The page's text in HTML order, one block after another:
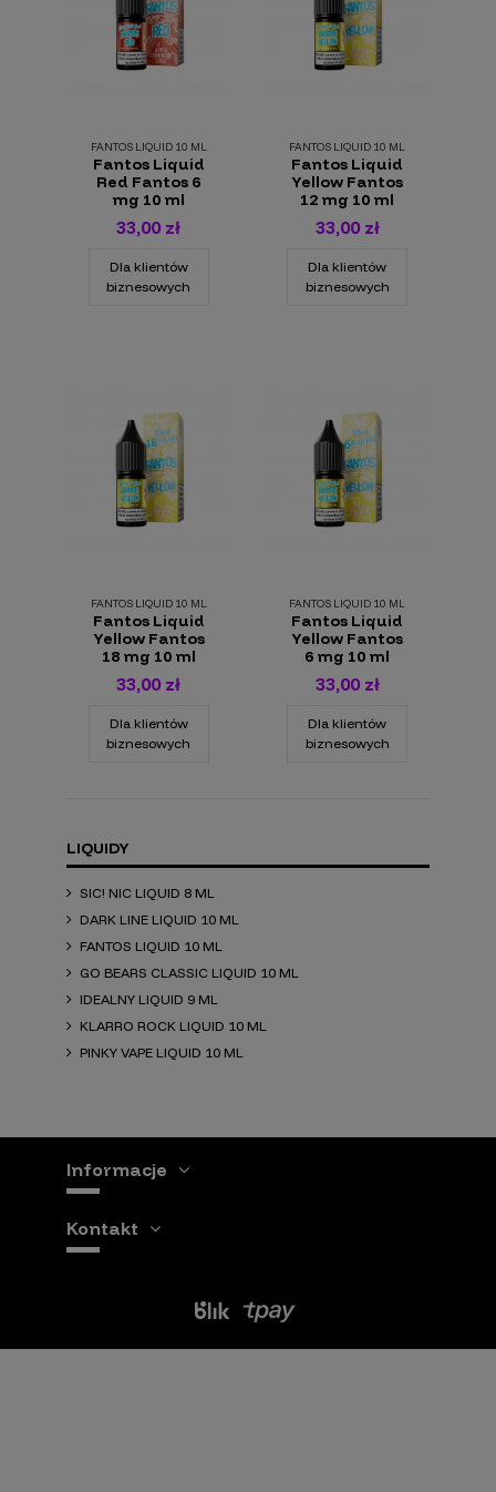
FANTOS LIQUID 10 ML
Fantos Liquid
Red Fantos 6
mg 10 ml
33,00 zł
Dla klientów
biznesowych
FANTOS LIQUID 10 ML
Fantos Liquid
Yellow Fantos
12 mg 10 ml
33,00 zł
Dla klientów
biznesowych
FANTOS LIQUID 10 ML
Fantos Liquid
Yellow Fantos
18 mg 10 ml
33,00 zł
Dla klientów
biznesowych
FANTOS LIQUID 10 ML
Fantos Liquid
Yellow Fantos
6 mg 10 ml
33,00 zł
Dla klientów
biznesowych
LIQUIDY
SIC! NIC LIQUID 8 ML
DARK LINE LIQUID 10 ML
FANTOS LIQUID 10 ML
GO BEARS CLASSIC LIQUID 10 ML
IDEALNY LIQUID 9 ML
KLARRO ROCK LIQUID 10 ML
PINKY VAPE LIQUID 10 ML
Informacje
Kontakt